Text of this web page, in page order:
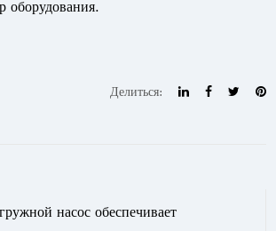
оборудования.
Делиться:
насос обеспечивает